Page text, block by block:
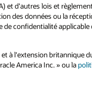
et d'autres lois et
des données ou la
confidentialité
à l'extension britannique
America Inc. » ou la